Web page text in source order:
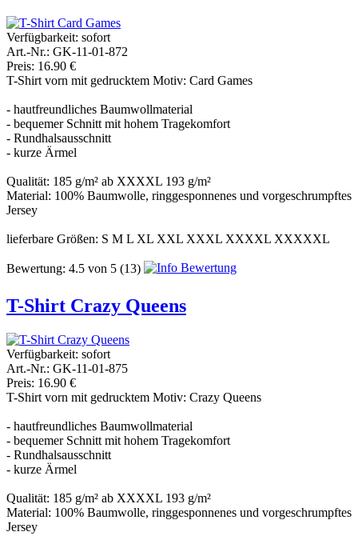
Verfügbarkeit: sofort
Art.-Nr.: GK-11-01-872
Preis: 16.90 €
T-Shirt vorn mit gedrucktem Motiv: Card Games
- hautfreundliches Baumwollmaterial
- bequemer Schnitt mit hohem Tragekomfort
- Rundhalsausschnitt
- kurze Ärmel
Qualität: 185 g/m² ab XXXXL 193 g/m²
Material: 100% Baumwolle, ringgesponnenes und vorgeschrumpftes
Jersey
lieferbare Größen: S M L XL XXL XXXL XXXXL XXXXXL
Bewertung: 4.5 von 5 (13)
T-Shirt Crazy Queens
Verfügbarkeit: sofort
Art.-Nr.: GK-11-01-875
Preis: 16.90 €
T-Shirt vorn mit gedrucktem Motiv: Crazy Queens
- hautfreundliches Baumwollmaterial
- bequemer Schnitt mit hohem Tragekomfort
- Rundhalsausschnitt
- kurze Ärmel
Qualität: 185 g/m² ab XXXXL 193 g/m²
Material: 100% Baumwolle, ringgesponnenes und vorgeschrumpftes
Jersey